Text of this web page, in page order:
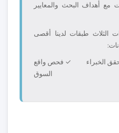
مع أهداف البحث والمعايير
الثلاث طبقات لدينا أقصى
الخبراء
✓ فحص واقع
السوق